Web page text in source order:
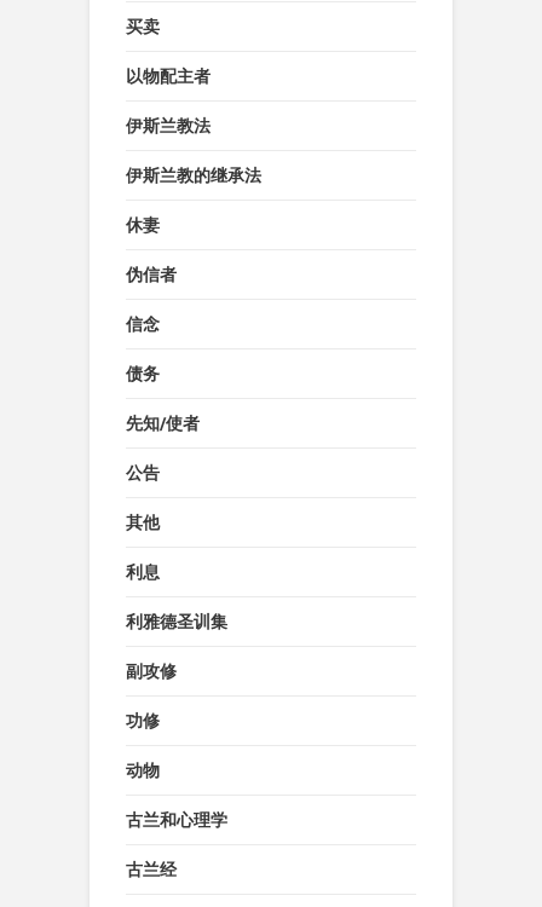
买卖
以物配主者
伊斯兰教法
伊斯兰教的继承法
休妻
伪信者
信念
债务
先知/使者
公告
其他
利息
利雅德圣训集
副攻修
功修
动物
古兰和心理学
古兰经